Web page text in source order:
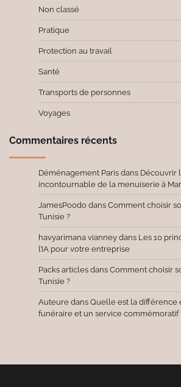
Non classé
Pratique
Protection au travail
Santé
Transports de personnes
Voyages
Commentaires récents
Déménagement Paris dans Découvrir
incontournable de la menuiserie à
JamesPoodo dans Comment choisir
Tunisie ?
havyarimana vianney dans Les 10
l’IA pour votre entreprise
Packs articles dans Comment choisir
Tunisie ?
Auteure dans Quelle est la différence
funéraire et un service commémoratif